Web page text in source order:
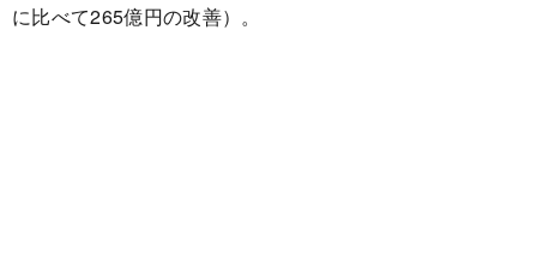
に比べて265億円の改善）。